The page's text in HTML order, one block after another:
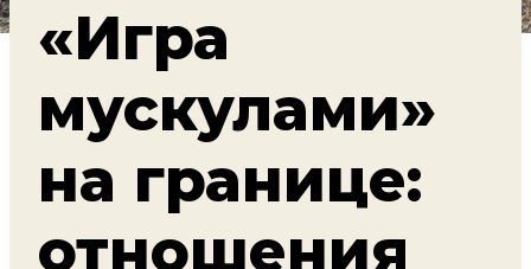
«Игра
мускулами»
на границе:
отношения